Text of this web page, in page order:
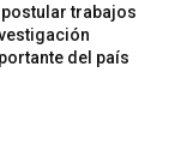
trabajos
del país